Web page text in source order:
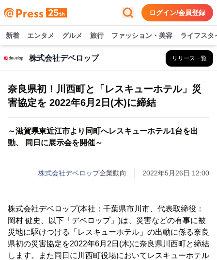
ログイン/会員登録
新着 エンタメ グルメ 旅行 ファッション・美容 ライフスタ
株式会社デベロップ リリース一覧
奈良県初！川西町と「レスキューホテル」災
害協定を 2022年6月2日(木)に締結
～滋賀県東近江市より同町へレスキューホテル1台を出
動、 同日に展示会を開催～
株式会社デベロップ企業動向 2022年5月26日 12:00
株式会社デベロップ(本社：千葉県市川市、代表取締役：
岡村 健史、以下「デベロップ」)は、災害などの有事に被
災地に駆けつける「レスキューホテル」の出動に係る奈良
県初の災害協定を2022年6月2日(木)に奈良県川西町と締結
します。また同日に川西町役場においてレスキューホテル